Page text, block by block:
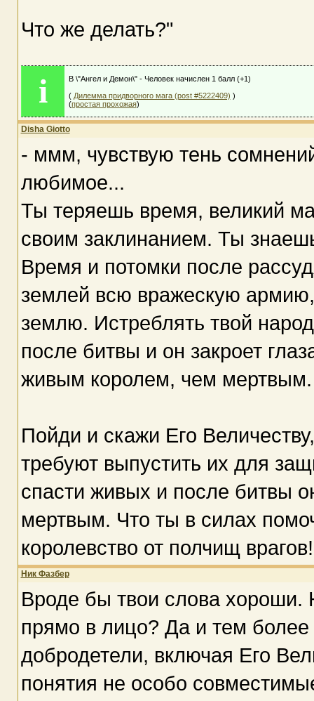
Что же делать?"
i
В \"Ангел и Демон\" - Человек начислен 1 балл (+1)
( Дилемма придворного мага (post #5222409) )
(простая прохожая)
Disha Giotto
- ммм, чувствую тень
любимое...
Ты теряешь время, великий
своим заклинанием. Ты
Время и потомки после
землей всю вражескую
землю. Истреблять твой
после битвы и он закроет
живым королем, чем мертвым.
Пойди и скажи Его
требуют выпустить их для
спасти живых и после битвы
мертвым. Что ты в силах
королевство от полчищ врагов!
Ник Фазбер
Вроде бы твои слова хороши.
прямо в лицо? Да и тем
добродетели, включая Его
понятия не особо